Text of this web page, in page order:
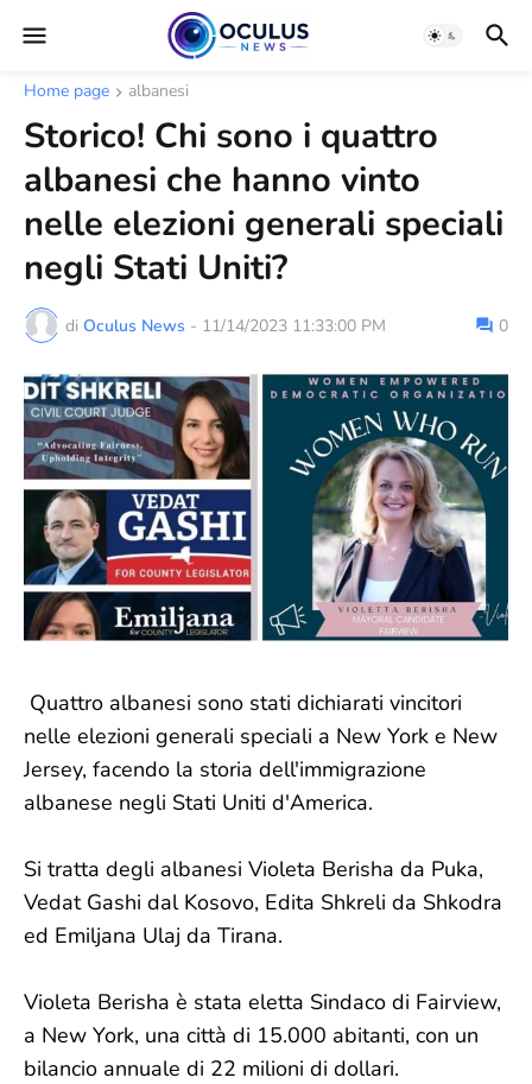
Home page albanesi
Storico! Chi sono i quattro
albanesi che hanno vinto
nelle elezioni generali speciali
negli Stati Uniti?
di Oculus News - 11/14/2023 11:33:00 PM 0
Quattro albanesi sono stati dichiarati vincitori
nelle elezioni generali speciali a New York e New
Jersey, facendo la storia dell'immigrazione
albanese negli Stati Uniti d'America.
Si tratta degli albanesi Violeta Berisha da Puka,
Vedat Gashi dal Kosovo, Edita Shkreli da Shkodra
ed Emiljana Ulaj da Tirana.
Violeta Berisha è stata eletta Sindaco di Fairview,
a New York, una città di 15.000 abitanti, con un
bilancio annuale di 22 milioni di dollari.